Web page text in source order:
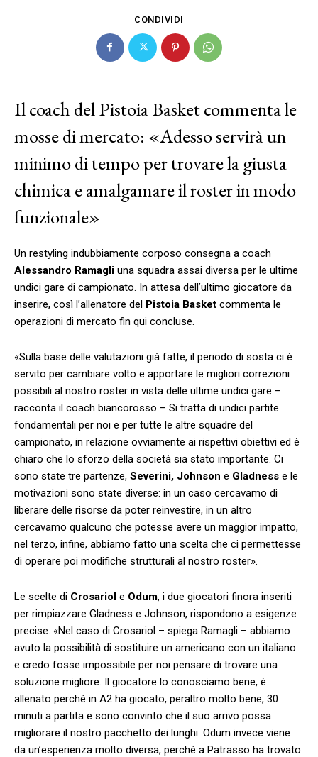
CONDIVIDI
Il coach del Pistoia Basket commenta le
mosse di mercato: «Adesso servirà un
minimo di tempo per trovare la giusta
chimica e amalgamare il roster in modo
funzionale»
Un restyling indubbiamente corposo consegna a coach
Alessandro Ramagli una squadra assai diversa per le ultime
undici gare di campionato. In attesa dell’ultimo giocatore da
inserire, così l’allenatore del Pistoia Basket commenta le
operazioni di mercato fin qui concluse.
«Sulla base delle valutazioni già fatte, il periodo di sosta ci è
servito per cambiare volto e apportare le migliori correzioni
possibili al nostro roster in vista delle ultime undici gare –
racconta il coach biancorosso – Si tratta di undici partite
fondamentali per noi e per tutte le altre squadre del
campionato, in relazione ovviamente ai rispettivi obiettivi ed è
chiaro che lo sforzo della società sia stato importante. Ci
sono state tre partenze, Severini, Johnson e Gladness e le
motivazioni sono state diverse: in un caso cercavamo di
liberare delle risorse da poter reinvestire, in un altro
cercavamo qualcuno che potesse avere un maggior impatto,
nel terzo, infine, abbiamo fatto una scelta che ci permettesse
di operare poi modifiche strutturali al nostro roster».
Le scelte di Crosariol e Odum, i due giocatori finora inseriti
per rimpiazzare Gladness e Johnson, rispondono a esigenze
precise. «Nel caso di Crosariol – spiega Ramagli – abbiamo
avuto la possibilità di sostituire un americano con un italiano
e credo fosse impossibile per noi pensare di trovare una
soluzione migliore. Il giocatore lo conosciamo bene, è
allenato perché in A2 ha giocato, peraltro molto bene, 30
minuti a partita e sono convinto che il suo arrivo possa
migliorare il nostro pacchetto dei lunghi. Odum invece viene
da un’esperienza molto diversa, perché a Patrasso ha trovato